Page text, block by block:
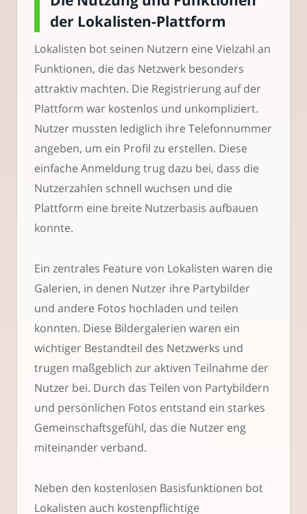
der Lokalisten-Plattform
Lokalisten bot seinen Nutzern eine Vielzahl an
Funktionen, die das Netzwerk besonders
attraktiv machten. Die Registrierung auf der
Plattform war kostenlos und unkompliziert.
Nutzer mussten lediglich ihre Telefonnummer
angeben, um ein Profil zu erstellen. Diese
einfache Anmeldung trug dazu bei, dass die
Nutzerzahlen schnell wuchsen und die
Plattform eine breite Nutzerbasis aufbauen
konnte.
Ein zentrales Feature von Lokalisten waren die
Galerien, in denen Nutzer ihre Partybilder
und andere Fotos hochladen und teilen
konnten. Diese Bildergalerien waren ein
wichtiger Bestandteil des Netzwerks und
trugen maßgeblich zur aktiven Teilnahme der
Nutzer bei. Durch das Teilen von Partybildern
und persönlichen Fotos entstand ein starkes
Gemeinschaftsgefühl, das die Nutzer eng
miteinander verband.
Neben den kostenlosen Basisfunktionen bot
Lokalisten auch kostenpflichtige